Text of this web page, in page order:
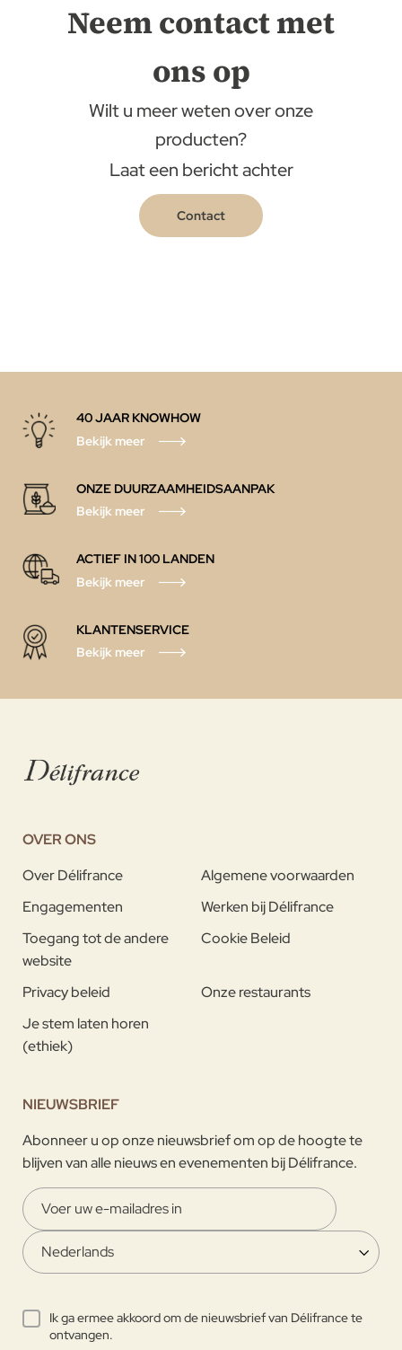
Neem contact met
ons op
Wilt u meer weten over onze
producten?
Laat een bericht achter
Contact
40 JAAR KNOWHOW
Bekijk meer
ONZE DUURZAAMHEIDSAANPAK
Bekijk meer
ACTIEF IN 100 LANDEN
Bekijk meer
KLANTENSERVICE
Bekijk meer
OVER ONS
Over Délifrance
Algemene voorwaarden
Engagementen
Werken bij Délifrance
Toegang tot de andere
website
Cookie Beleid
Privacy beleid
Onze restaurants
Je stem laten horen
(ethiek)
NIEUWSBRIEF
Abonneer u op onze nieuwsbrief om op de hoogte te
blijven van alle nieuws en evenementen bij Délifrance.
Ik ga ermee akkoord om de nieuwsbrief van Délifrance te
ontvangen.